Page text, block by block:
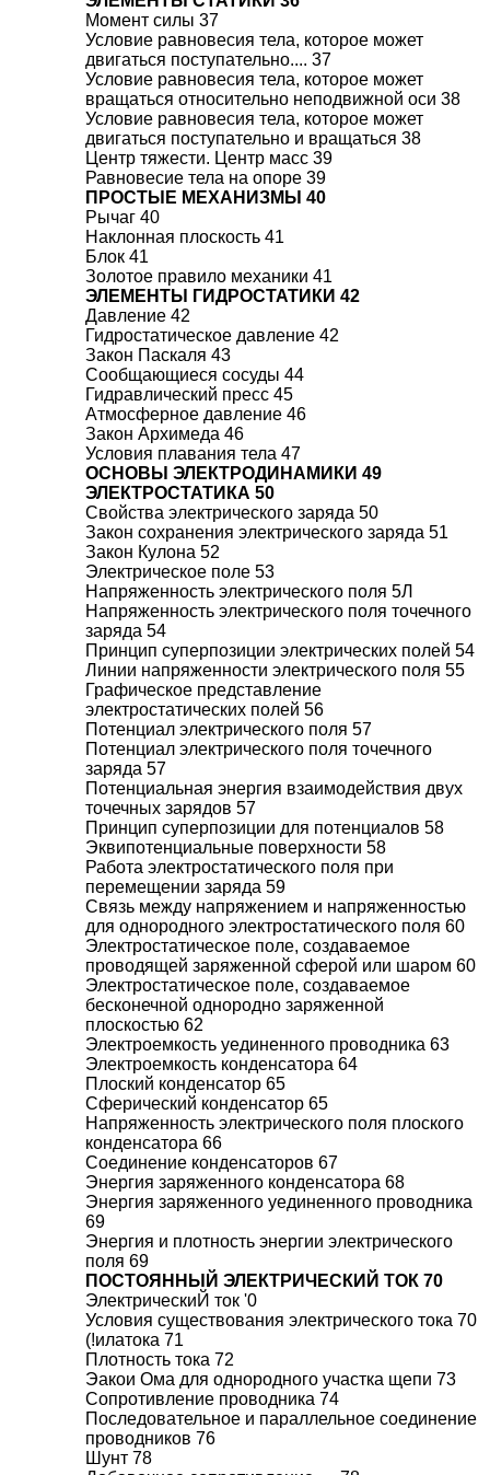
Момент силы 37
Условие равновесия тела, которое может
двигаться поступательно.... 37
Условие равновесия тела, которое может
вращаться относительно неподвижной оси 38
Условие равновесия тела, которое может
двигаться поступательно и вращаться 38
Центр тяжести. Центр масс 39
Равновесие тела на опоре 39
ПРОСТЫЕ МЕХАНИЗМЫ 40
Рычаг 40
Наклонная плоскость 41
Блок 41
Золотое правило механики 41
ЭЛЕМЕНТЫ ГИДРОСТАТИКИ 42
Давление 42
Гидростатическое давление 42
Закон Паскаля 43
Сообщающиеся сосуды 44
Гидравлический пресс 45
Атмосферное давление 46
Закон Архимеда 46
Условия плавания тела 47
ОСНОВЫ ЭЛЕКТРОДИНАМИКИ 49
ЭЛЕКТРОСТАТИКА 50
Свойства электрического заряда 50
Закон сохранения электрического заряда 51
Закон Кулона 52
Электрическое поле 53
Напряженность электрического поля 5Л
Напряженность электрического поля точечного
заряда 54
Принцип суперпозиции электрических полей 54
Линии напряженности электрического поля 55
Графическое представление
электростатических полей 56
Потенциал электрического поля 57
Потенциал электрического поля точечного
заряда 57
Потенциальная энергия взаимодействия двух
точечных зарядов 57
Принцип суперпозиции для потенциалов 58
Эквипотенциальные поверхности 58
Работа электростатического поля при
перемещении заряда 59
Связь между напряжением и напряженностью
для однородного электростатического поля 60
Электростатическое поле, создаваемое
проводящей заряженной сферой или шаром 60
Электростатическое поле, создаваемое
бесконечной однородно заряженной
плоскостью 62
Электроемкость уединенного проводника 63
Электроемкость конденсатора 64
Плоский конденсатор 65
Сферический конденсатор 65
Напряженность электрического поля плоского
конденсатора 66
Соединение конденсаторов 67
Энергия заряженного конденсатора 68
Энергия заряженного уединенного проводника
69
Энергия и плотность энергии электрического
поля 69
ПОСТОЯННЫЙ ЭЛЕКТРИЧЕСКИЙ ТОК 70
ЭлектрическиЙ ток '0
Условия существования электрического тока 70
(!илатока 71
Плотность тока 72
Эакои Ома для однородного участка щепи 73
Сопротивление проводника 74
Последовательное и параллельное соединение
проводников 76
Шунт 78